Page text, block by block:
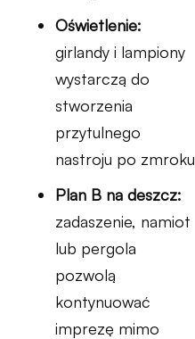
Oświetlenie:
girlandy i lampiony
wystarczą do
stworzenia
przytulnego
nastroju po zmroku
Plan B na deszcz:
zadaszenie, namiot
lub pergola
pozwolą
kontynuować
imprezę mimo